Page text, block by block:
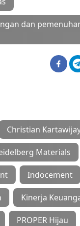
dan
Christian
Materials
Indocement
Kinerja
PROPER Hijau